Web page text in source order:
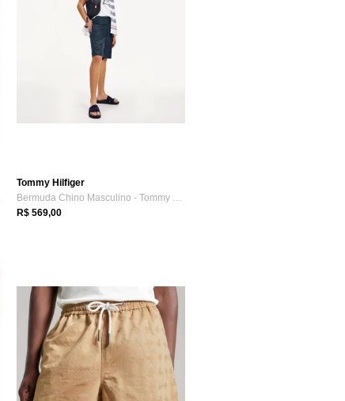
Tommy Hilfiger
Bermuda Chino Masculino - Tommy Hilfilger
R$ 569,00